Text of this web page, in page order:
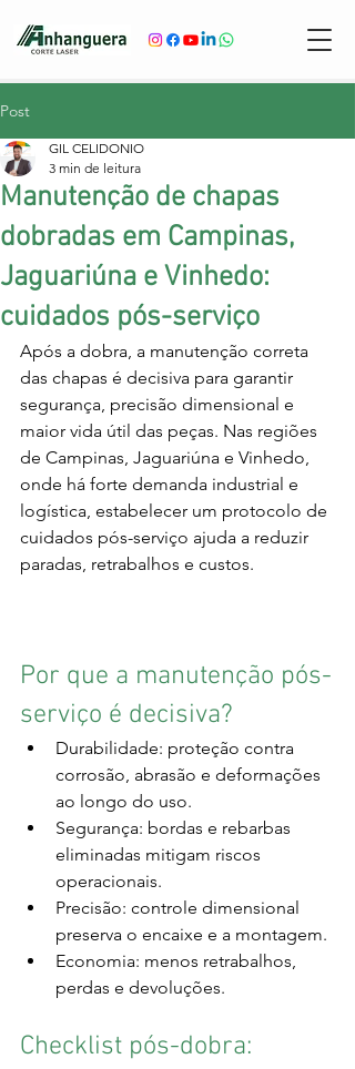
Post
Manutenção de chapas
dobradas em Campinas,
Jaguariúna e Vinhedo:
cuidados pós-serviço
GIL CELIDONIO
3 min de leitura
Após a dobra, a manutenção correta
das chapas é decisiva para garantir
segurança, precisão dimensional e
maior vida útil das peças. Nas regiões
de Campinas, Jaguariúna e Vinhedo,
onde há forte demanda industrial e
logística, estabelecer um protocolo de
cuidados pós-serviço ajuda a reduzir
paradas, retrabalhos e custos.
Por que a manutenção pós-
serviço é decisiva?
Durabilidade: proteção contra
corrosão, abrasão e deformações
ao longo do uso.
Segurança: bordas e rebarbas
eliminadas mitigam riscos
operacionais.
Precisão: controle dimensional
preserva o encaixe e a montagem.
Economia: menos retrabalhos,
perdas e devoluções.
Checklist pós-dobra: